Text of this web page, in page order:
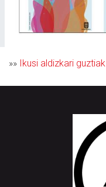
»» Ikusi aldizkari guztiak